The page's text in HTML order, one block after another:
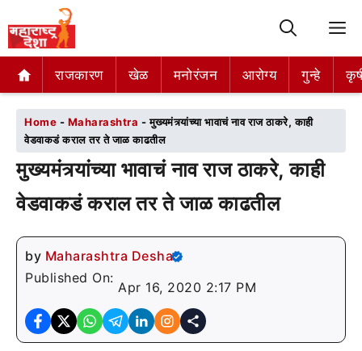
राजकारण खेळ मनोरंजन आरोग्य गुन्हे
राजकारण खेळ मनोरंजन आरोग्य गुन्हे
Home - Maharashtra -मुख्यमंत्र्यांच्या भावाचं नाव राज ठाकरे, काही
वेडवाकडं कराल तर ते जाळ काढतील
मुख्यमंत्र्यांच्या भावाचं नाव राज ठाकरे, काही
वेडवाकडं कराल तर ते जाळ काढतील
by Maharashtra Desha
Published On:
Apr 16, 2020 2:17 PM